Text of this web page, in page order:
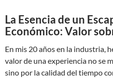
La Esencia de un
Económico: Valor
En mis 20 años en la industria,
valor de una experiencia no se
sino por la calidad del tiempo